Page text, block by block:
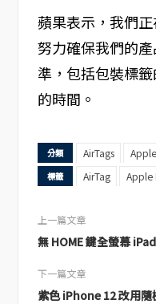
蘋果表示，我們
努力確保我們的
準，包括包裝標
的時間。
分類 AirTags
標籤 AirTag Apple
上一篇文章
無 HOME 鍵全螢幕
下一篇文章
紫色 iPhone 12 改用